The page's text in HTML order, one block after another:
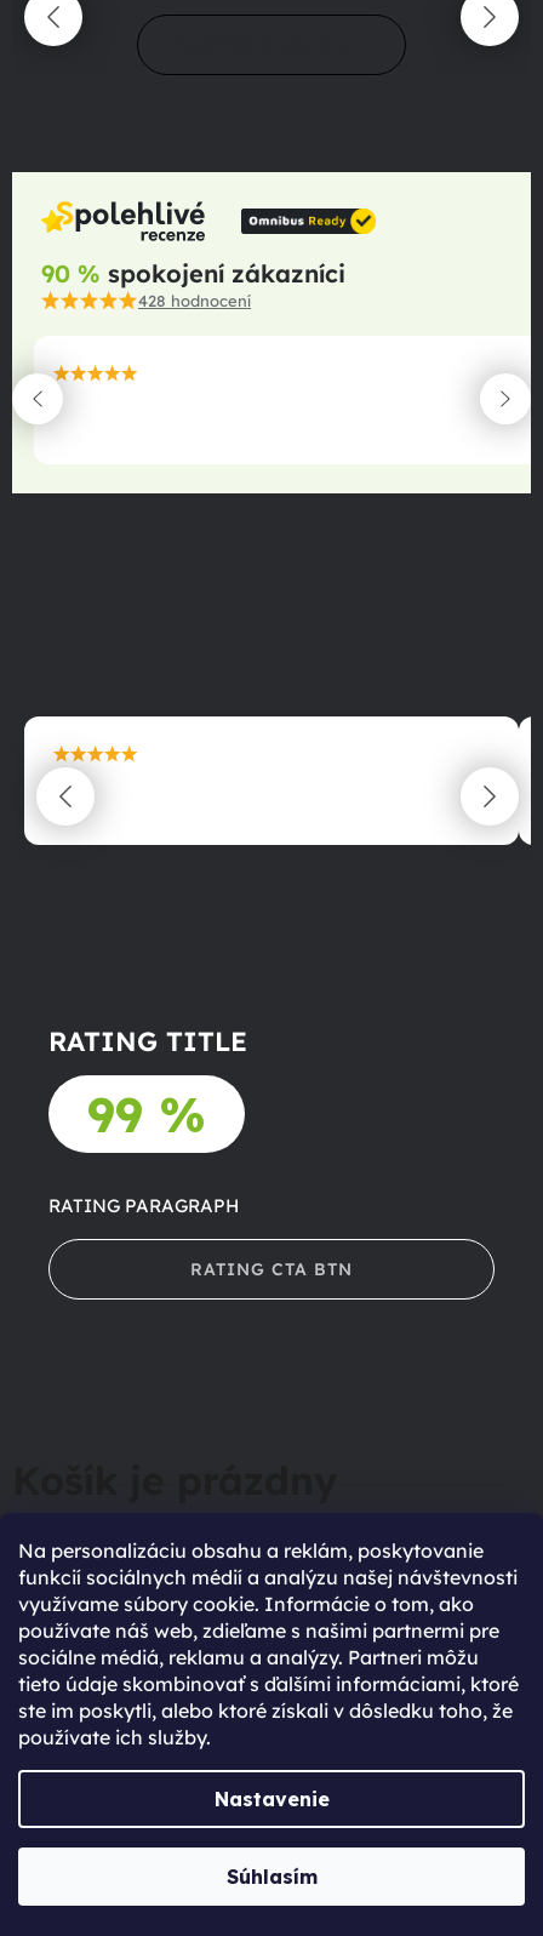
Na personalizáciu obsahu a reklám, poskytovanie
funkcií sociálnych médií a analýzu našej návštevnosti
využívame súbory cookie. Informácie o tom, ako
používate náš web, zdieľame s našimi partnermi pre
sociálne médiá, reklamu a analýzy. Partneri môžu
tieto údaje skombinovať s ďalšími informáciami, ktoré
ste im poskytli, alebo ktoré získali v dôsledku toho, že
používate ich služby.
Nastavenie
Súhlasím
90 % spokojení zákazníci
428 hodnocení
maximální spokojenost
22.06.2025
maximální spokojenost
22.06.2025
RATING TITLE
99 %
RATING PARAGRAPH
RATING CTA BTN
V tvojom košíku zatiaľ nič nie je. Neviete si rady s
výberom? Potrebuješ poradiť pri výbere nového
zariadenia? Neváhaj sa na nás obrátiť.
SPÄŤ DO OBCHODU
96% spokojených zákazníků
(Based on 2750 Reviews)